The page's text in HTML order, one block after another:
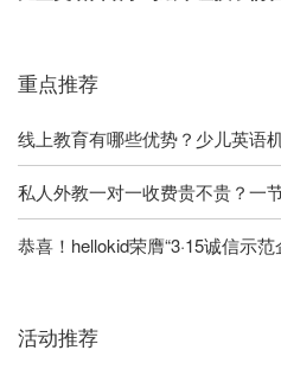
重点推荐
线上教育有哪些优势？少儿英语
私人外教一对一收费贵不贵？一
恭喜！hellokid荣膺“3·15诚信示范
活动推荐